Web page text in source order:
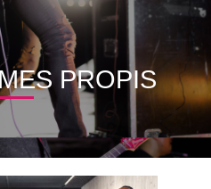
PROPIS